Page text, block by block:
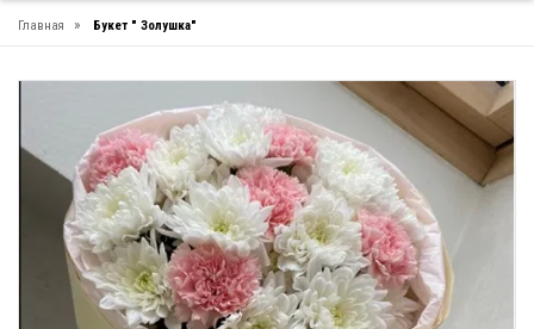
Главная » Букет " Золушка"